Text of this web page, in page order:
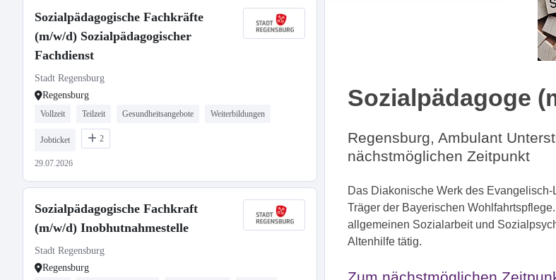
Sozialpädagogische Fachkräfte
(m/w/d) Sozialpädagogischer
Fachdienst
Stadt Regensburg
Regensburg
Vollzeit Teilzeit Gesundheitsangebote Weiterbildungen
Jobticket 2
29.07.2026
Sozialpädagogische Fachkraft
(m/w/d) Inobhutnahmestelle
Stadt Regensburg
Regensburg